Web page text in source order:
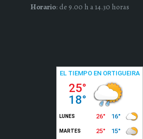
Horario: de 9.00 h a 14.30 horas